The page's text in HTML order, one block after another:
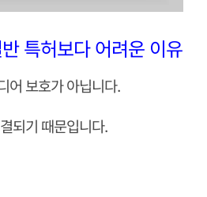
특허보다 어려운 이유
어 보호가 아닙니다.
되기 때문입니다.